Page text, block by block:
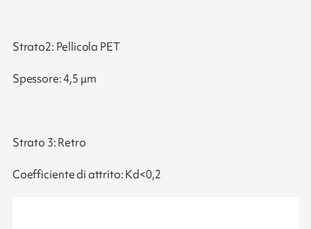
Strato2: Pellicola PET
Spessore: 4,5 μm
Strato 3: Retro
Coefficiente di attrito: Kd<0,2